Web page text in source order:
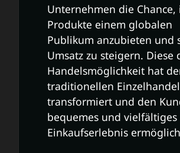
Unternehmen die Chance,
Produkte einem globalen
Publikum anzubieten und
Umsatz zu steigern. Diese
Handelsmöglichkeit hat
traditionellen Einzelhandel
transformiert und den
bequemes und vielfältiges
Einkaufserlebnis